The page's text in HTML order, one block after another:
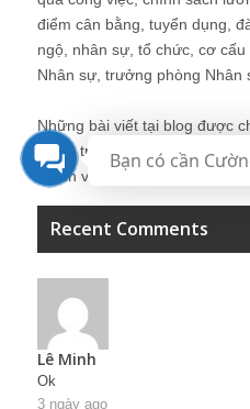
điểm cân bằng, tuyển dụng,
ngộ, nhân sự, tổ chức, cơ
Nhân sự, trưởng phòng Nhân
Những bài viết tại blog được
Quản trị Nhân sự Nguyễn
thành viên khác trong cộng
Recent Comments
Lê Minh
Ok
3 ngày ago
Bạn có cần